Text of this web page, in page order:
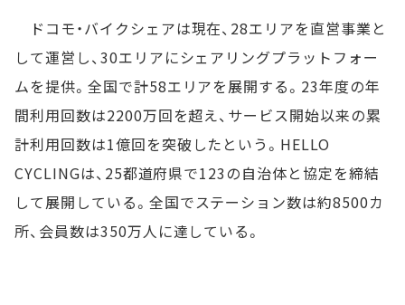
ドコモ・バイクシェアは現在、28エリアを直営事業と
して運営し、30エリアにシェアリングプラットフォー
ムを提供。全国で計58エリアを展開する。23年度の年
間利用回数は2200万回を超え、サービス開始以来の累
計利用回数は1億回を突破したという。HELLO
CYCLINGは、25都道府県で123の自治体と協定を締結
して展開している。全国でステーション数は約8500カ
所、会員数は350万人に達している。